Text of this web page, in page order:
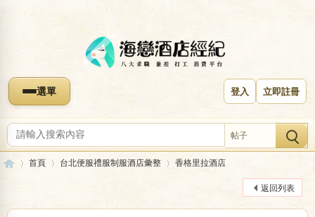
選單 登入 立即註冊
帖子
首頁 台北便服禮服制服酒店彙整 香格里拉酒店
返回列表